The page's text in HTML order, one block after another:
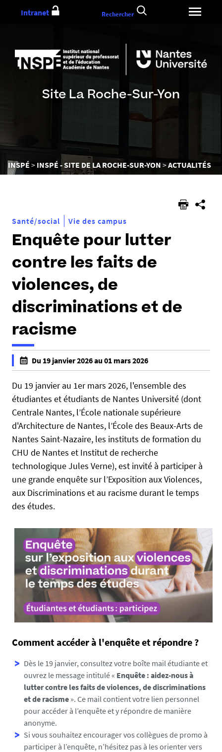
au
Site La Roche-Sur-Yon
Vous
êtes
INSPÉ INSPÉ - SITE DE LA ROCHE-SUR-YON ACTUALITÉS
Intranet Rechercher
Santé/social Vie des campus
Enquête pour lutter
contre les faits de
violences, de
discriminations et de
racisme
h
t
p
s
:
/
/
i
n
e
-
u
Du 19 janvier 2026 au 01 mars 2026
f
a
l
a
l
s
e
Du 19 janvier au 1er mars 2026, l'ensemble des
étudiantes et étudiants de Nantes Université (dont
Centrale Nantes, l’École nationale supérieure
d'Architecture de Nantes, l’École des Beaux-Arts de
Nantes Saint-Nazaire, les instituts de formation du
CHU de Nantes et Institut de recherche
technologique Jules Verne), est invité à participer à
une grande enquête sur l’Exposition aux Violences,
aux Discriminations et au racisme durant le temps
des études.
Comment accéder à l'enquête et répondre ?
Dès le 19 janvier, consultez votre boîte mail étudiante et
ouvrez le message intitulé « Enquête : aidez-nousà
lutter contre les faits de violences, de discriminations
et de racisme ». Ce mail contient votre lien personnel
pour accéder à l’enquête et y répondre de manière
anonyme.
Si vous souhaitez encourager vos collègues de promo à
participer à l’enquête, n’hésitez pas à les orienter vers